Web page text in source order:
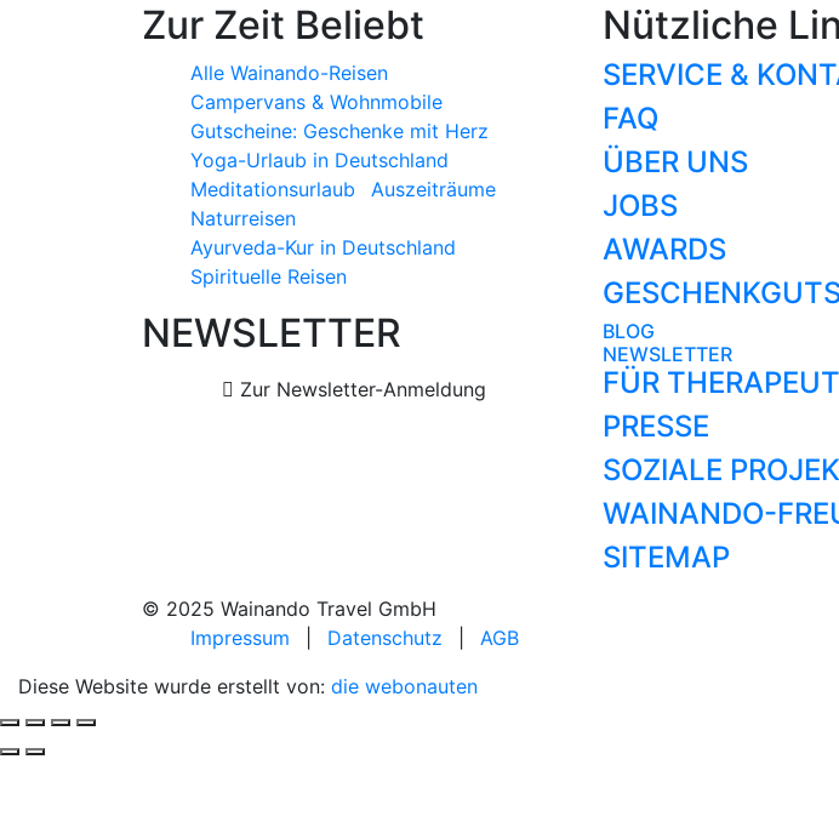
Zur Zeit Beliebt
Alle Wainando-Reisen
Campervans & Wohnmobile
Gutscheine: Geschenke mit Herz
Yoga-Urlaub in Deutschland
Meditationsurlaub
Auszeiträume
Naturreisen
Ayurveda-Kur in Deutschland
Spirituelle Reisen
NEWSLETTER
Zur Newsletter-Anmeldung
Nützliche
SERVICE &
FAQ
ÜBER UNS
JOBS
AWARDS
BLOG
NEWSLETTER
FÜR
PRESSE
SOZIALE
WAINANDO-
SITEMAP
© 2025 Wainando Travel GmbH
Impressum
Datenschutz
AGB
Diese Website wurde erstellt von: die webonauten